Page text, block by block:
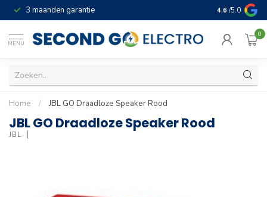
3 maanden garantie Geld terug
4.6 /5.0
MENU
0
Home / JBL GO Draadloze Speaker Rood
JBL GO Draadloze Speaker Rood
JBL